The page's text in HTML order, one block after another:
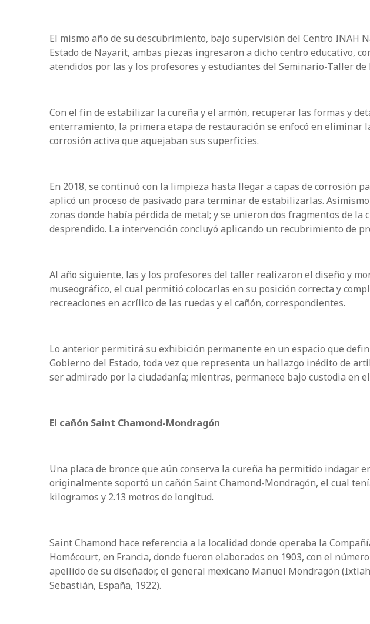
El mismo año de su descubrimiento, bajo supervisión del Centro INAH
Estado de Nayarit, ambas piezas ingresaron a dicho centro educativo,
atendidos por las y los profesores y estudiantes del Seminario-Taller de
Con el fin de estabilizar la cureña y el armón, recuperar las formas y
enterramiento, la primera etapa de restauración se enfocó en eliminar
corrosión activa que aquejaban sus superficies.
En 2018, se continuó con la limpieza hasta llegar a capas de corrosión
aplicó un proceso de pasivado para terminar de estabilizarlas.
zonas donde había pérdida de metal; y se unieron dos fragmentos de la
desprendido. La intervención concluyó aplicando un recubrimiento de
Al año siguiente, las y los profesores del taller realizaron el diseño y
museográfico, el cual permitió colocarlas en su posición correcta y
recreaciones en acrílico de las ruedas y el cañón, correspondientes.
Lo anterior permitirá su exhibición permanente en un espacio que
Gobierno del Estado, toda vez que representa un hallazgo inédito de
ser admirado por la ciudadanía; mientras, permanece bajo custodia en
El cañón Saint Chamond-Mondragón
Una placa de bronce que aún conserva la cureña ha permitido indagar
originalmente soportó un cañón Saint Chamond-Mondragón, el cual
kilogramos y 2.13 metros de longitud.
Saint Chamond hace referencia a la localidad donde operaba la
Homécourt, en Francia, donde fueron elaborados en 1903, con el
apellido de su diseñador, el general mexicano Manuel Mondragón
Sebastián, España, 1922).